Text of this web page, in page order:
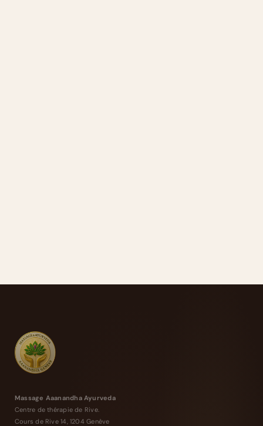
Massage Aaanandha Ayurveda
Centre de thérapie de Rive.
Cours de Rive 14, 1204 Genève